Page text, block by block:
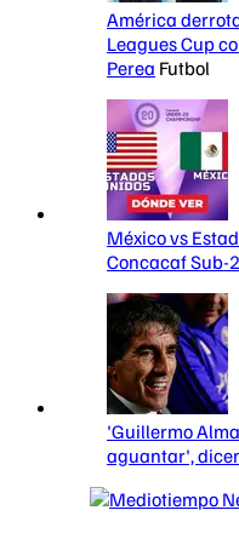
América
Leagues Cup
Perea Futbol
México vs
Concacaf Sub-
'Guillermo
aguantar',